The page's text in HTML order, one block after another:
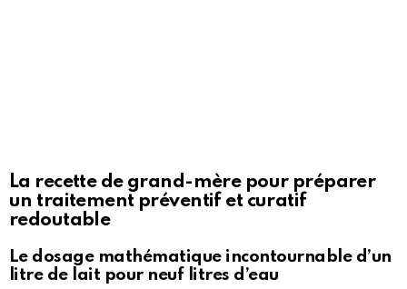
La recette de grand-mère pour préparer
un traitement préventif et curatif
redoutable
Le dosage mathématique incontournable d’un
litre de lait pour neuf litres d’eau